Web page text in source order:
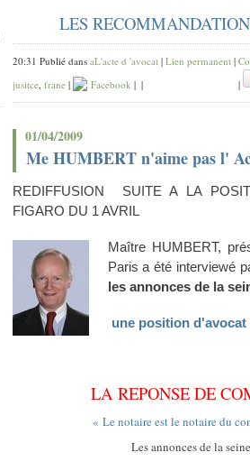
LES
20:31 Publié dans aL'acte d 'avocat | Lien permanent |
jusitce frane | Facebook | | |
01/04/2009
Me HUMBERT n'aime pas l'
REDIFFUSION SUITE A LA
FIGARO DU 1 AVRIL
Maître HUMBERT,
Paris a été interviewé
les annonces de la
une position
LA REPONSE DE
« Le notaire est le notaire du
Les annonces de la